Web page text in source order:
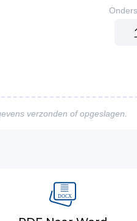
verzonden of opgeslagen.